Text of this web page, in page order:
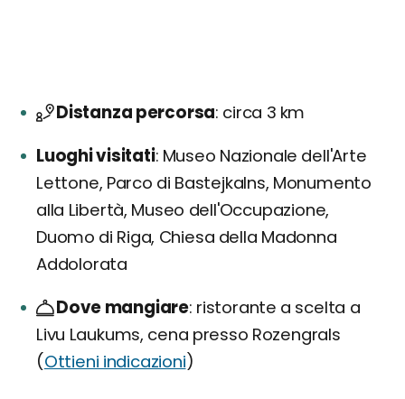
Distanza percorsa circa 3 km
Luoghi visitati Museo Nazionale dell'Arte
Lettone, Parco di Bastejkalns, Monumento
alla Libertà, Museo dell'Occupazione,
Duomo di Riga, Chiesa della Madonna
Addolorata
Dove mangiare ristorante a scelta a
Livu Laukums, cena presso Rozengrals
(Ottieni indicazioni)